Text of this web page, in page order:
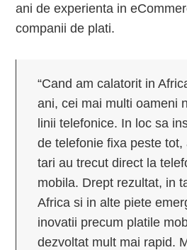
ani de experienta in
companii de plati.
“Cand am calatorit in
ani, cei mai multi oameni
linii telefonice. In loc sa
de telefonie fixa peste tot,
tari au trecut direct la
mobila. Drept rezultat, in
Africa si in alte piete
inovatii precum platile
dezvoltat mult mai rapid.